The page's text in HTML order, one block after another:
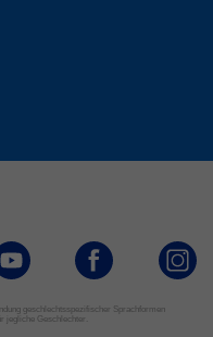
geschlechtsspezifischer Sprachformen
jegliche Geschlechter.